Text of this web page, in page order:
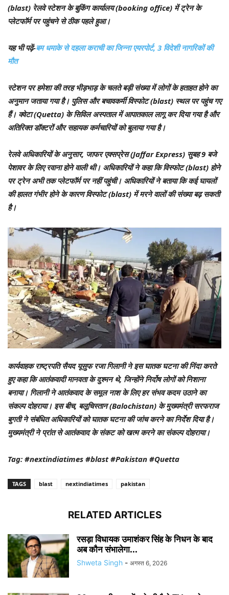
(blast) रेलवे स्टेशन के बुकिंग कार्यालय (booking office) में ट्रेन के
प्लेटफॉर्म पर पहुंचने से ठीक पहले हुआ।
यह भी पढ़ें-बम धमाके से दहला कराची का जिन्ना एयरपोर्ट, 3 विदेशी नागरिकों की
मौत
स्टेशन पर हमेशा की तरह भीड़भाड़ के चलते बड़ी संख्या में लोगों के हताहत होने का
अनुमान जताया गया है। पुलिस और बचावकर्मी विस्फोट (blast) स्थल पर पहुंच गए
हैं। क्वेटा (Quetta) के सिविल अस्पताल में आपातकाल लागू कर दिया गया है और
अतिरिक्त डॉक्टरों और सहायक कर्मचारियों को बुलाया गया है।
रेलवे अधिकारियों के अनुसार, जाफर एक्सप्रेस (Jaffar Express) सुबह 9 बजे
पेशावर के लिए रवाना होने वाली थी। अधिकारियों ने कहा कि विस्फोट (blast) होने
पर ट्रेन अभी तक प्लेटफॉर्म पर नहीं पहुंची। अधिकारियों ने बताया कि कई घायलों
की हालत गंभीर होने के कारण विस्फोट (blast) में मरने वालों की संख्या बढ़ सकती
है।
कार्यवाहक राष्ट्रपति सैयद यूसुफ रजा गिलानी ने इस घातक घटना की निंदा करते
हुए कहा कि आतंकवादी मानवता के दुश्मन थे, जिन्होंने निर्दोष लोगों को निशाना
बनाया। गिलानी ने आतंकवाद के समूल नाश के लिए हर संभव कदम उठाने का
संकल्प दोहराया। इस बीच, बलूचिस्तान (Balochistan) के मुख्यमंत्री सरफराज
बुगती ने संबंधित अधिकारियों को घातक घटना की जांच करने का निर्देश दिया है।
मुख्यमंत्री ने प्रांत से आतंकवाद के संकट को खत्म करने का संकल्प दोहराया।
Tag: #nextindiatimes #blast #Pakistan #Quetta
TAGS blast nextindiatimes pakistan
RELATED ARTICLES
रसड़ा विधायक उमाशंकर सिंह के निधन के बाद
अब कौन संभालेगा...
Shweta Singh - अगस्त 6, 2026